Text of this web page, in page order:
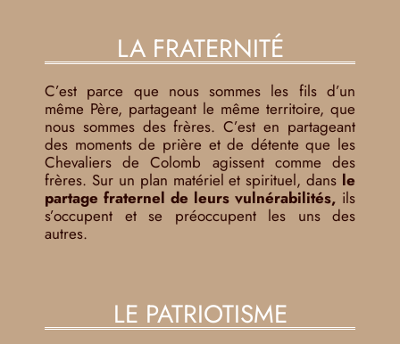
LA FRATERNITÉ
C’est parce que nous sommes les fils d’un
même Père, partageant le même territoire, que
nous sommes des frères. C’est en partageant
des moments de prière et de détente que les
Chevaliers de Colomb agissent comme des
frères. Sur un plan matériel et spirituel, dans le
partage fraternel de leurs vulnérabilités, ils
s’occupent et se préoccupent les uns des
autres.
LE PATRIOTISME